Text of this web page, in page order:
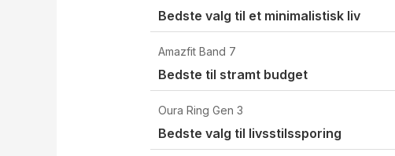
Bedste valg til et minimalistisk liv
Amazfit Band 7
Bedste til stramt budget
Oura Ring Gen 3
Bedste valg til livsstilssporing